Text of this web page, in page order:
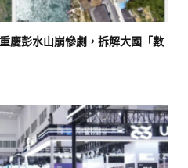
慶彭水山崩慘劇，拆解大國「數